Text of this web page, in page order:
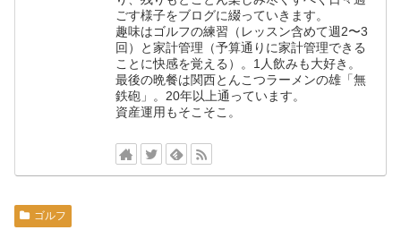
ごす様子をブログに綴っていきます。
趣味はゴルフの練習（レッスン含めて週2〜3
回）と家計管理（予算通りに家計管理できる
ことに快感を覚える）。1人飲みも大好き。
最後の晩餐は関西とんこつラーメンの雄「無
鉄砲」。20年以上通っています。
資産運用もそこそこ。
ゴルフ